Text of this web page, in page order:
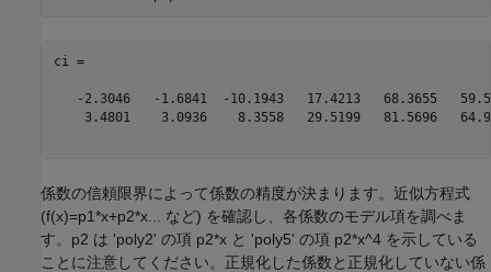
ci =
-2.3046   -1.6841  -10.1943   17.4213   68.3655
3.4801    3.0936    8.3558   29.5199   81.5696
係数の信頼限界によって係数の精度が決まります。近似方程式
(f(x)=p1*x+p2*x... など) を確認し、各係数のモデル項を調べま
す。p2 は 'poly2' の項 p2*x と 'poly5' の項 p2*x^4 を示している
ことに注意してください。正規化した係数と正規化していない係